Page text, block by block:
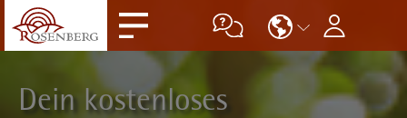
Dein kostenloses